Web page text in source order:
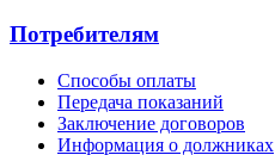
Потребителям
Способы оплаты
Передача показаний
Заключение договоров
Информация о должниках